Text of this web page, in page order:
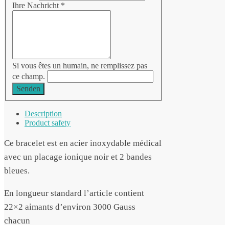
Ihre Nachricht *
Si vous êtes un humain, ne remplissez pas
ce champ.
Senden
Description
Product safety
Ce bracelet est en acier inoxydable médical
avec un placage ionique noir et 2 bandes
bleues.
En longueur standard l’article contient
22×2 aimants d’environ 3000 Gauss
chacun